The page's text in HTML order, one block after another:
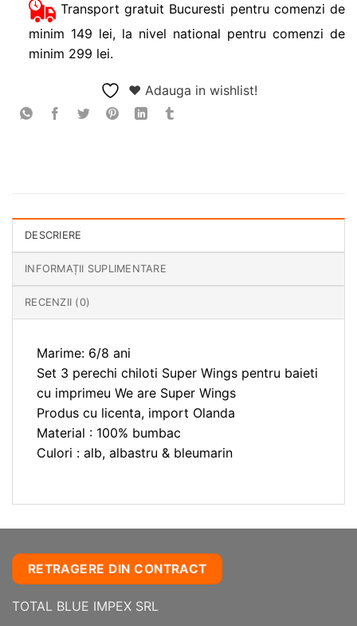
Transport gratuit Bucuresti pentru comenzi de
minim 149 lei, la nivel national pentru comenzi de
minim 299 lei.
❤ Adauga in wishlist!
DESCRIERE
INFORMAȚII SUPLIMENTARE
RECENZII (0)
Marime: 6/8 ani
Set 3 perechi chiloti Super Wings pentru baieti
cu imprimeu We are Super Wings
Produs cu licenta, import Olanda
Material : 100% bumbac
Culori : alb, albastru & bleumarin
RETRAGERE DIN CONTRACT
TOTAL BLUE IMPEX SRL